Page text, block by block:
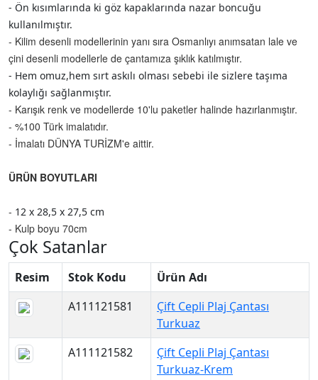
- Ön kısımlarında ki göz kapaklarında nazar boncuğu
kullanılmıştır.
- Kilim desenli modellerinin yanı sıra Osmanlıyı anımsatan lale ve
çini desenli modellerle de çantamıza şıklık katılmıştır.
- Hem omuz,hem sırt askılı olması sebebi ile sizlere taşıma
kolaylığı sağlanmıştır.
- Karışık renk ve modellerde 10'lu paketler halinde hazırlanmıştır.
- %100 Türk imalatıdır.
- İmalatı DÜNYA TURİZM'e aittir.
ÜRÜN BOYUTLARI
- 12 x 28,5 x 27,5 cm
- Kulp boyu 70cm
Çok Satanlar
Resim Stok Kodu
Ürün Adı
A111121581
Çift Cepli Plaj Çantası
Turkuaz
A111121582
Çift Cepli Plaj Çantası
Turkuaz-Krem